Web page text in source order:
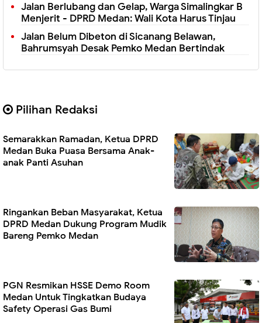
Jalan Berlubang dan Gelap, Warga Simalingkar B
Menjerit - DPRD Medan: Wali Kota Harus Tinjau
Jalan Belum Dibeton di Sicanang Belawan,
Bahrumsyah Desak Pemko Medan Bertindak
Pilihan Redaksi
Semarakkan Ramadan, Ketua DPRD
Medan Buka Puasa Bersama Anak-
anak Panti Asuhan
Ringankan Beban Masyarakat, Ketua
DPRD Medan Dukung Program Mudik
Bareng Pemko Medan
PGN Resmikan HSSE Demo Room
Medan Untuk Tingkatkan Budaya
Safety Operasi Gas Bumi